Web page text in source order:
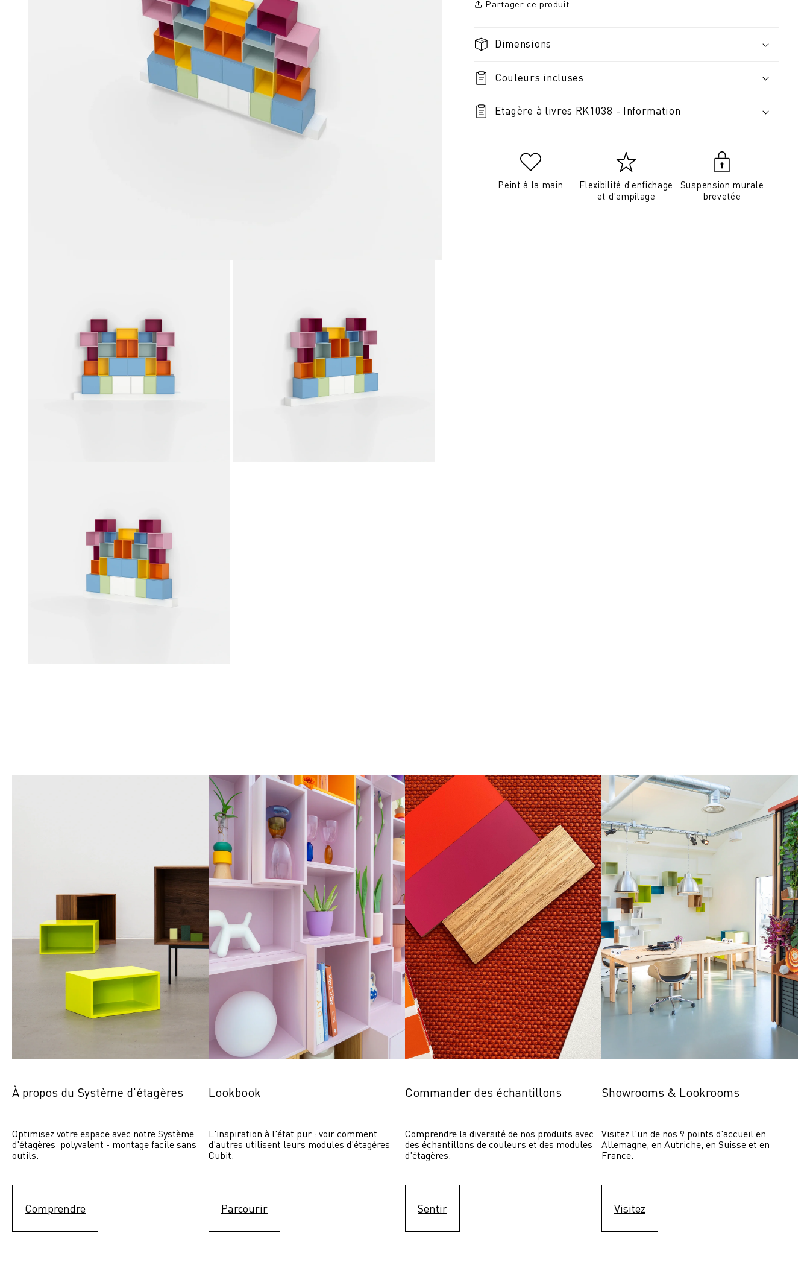
Partager ce produit
Dimensions
Couleurs incluses
Etagère à livres RK1038 - Information
Peint à la main
Flexibilité d'enfichage
et d'empilage
Suspension murale
brevetée
À propos du Système d'étagères
Optimisez votre espace avec notre Système
d'étagères  polyvalent - montage facile sans
outils.
Comprendre
Lookbook
L'inspiration à l'état pur : voir comment
d'autres utilisent leurs modules d'étagères
Cubit.
Parcourir
Commander des échantillons
Comprendre la diversité de nos produits avec
des échantillons de couleurs et des modules
d'étagères.
Sentir
Showrooms & Lookrooms
Visitez l'un de nos 9 points d'accueil en
Allemagne, en Autriche, en Suisse et en
France.
Visitez